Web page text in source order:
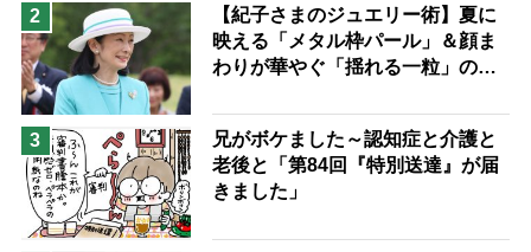
2
【紀子さまのジュエリー術】夏に
映える「メタル枠パール」＆顔ま
わりが華やぐ「揺れる一粒」の使
3
兄がボケました～認知症と介護と
老後と「第84回『特別送達』が届
きました」